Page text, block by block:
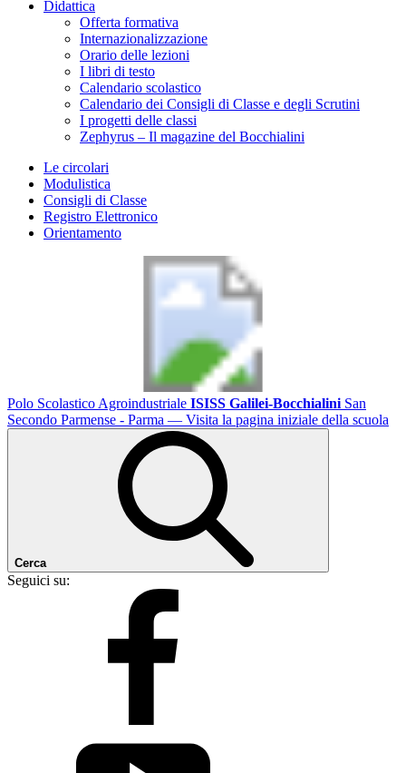
Didattica
Offerta formativa
Internazionalizzazione
Orario delle lezioni
I libri di testo
Calendario scolastico
Calendario dei Consigli di Classe e degli Scrutini
I progetti delle classi
Zephyrus – Il magazine del Bocchialini
Le circolari
Modulistica
Consigli di Classe
Registro Elettronico
Orientamento
Polo Scolastico Agroindustriale ISISS Galilei-Bocchialini San
Secondo Parmense - Parma — Visita la pagina iniziale della scuola
Cerca
Seguici su: